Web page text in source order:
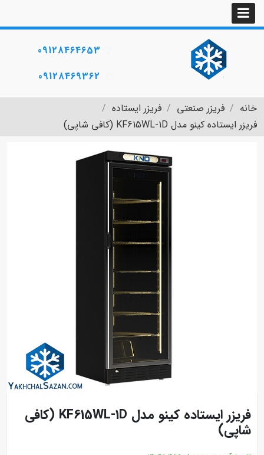
09128464653
09128469362
خانه فریزر صنعتی
فریزر ایستاده
فریزر ایستاده کینو مدل KF615WL-1D (کافی شاپی)
فریزر ایستاده کینو مدل KF615WL-1D (کافی
شاپی)